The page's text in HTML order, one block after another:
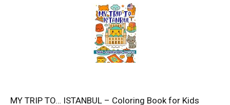
MY TRIP TO… ISTANBUL – Coloring Book for Kids